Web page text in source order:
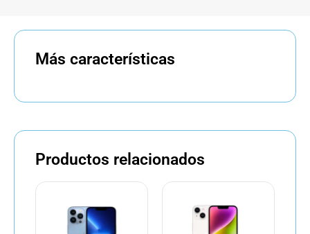
Más características
Productos relacionados